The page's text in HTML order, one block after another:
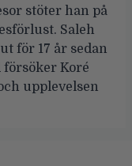
stöter han på
Saleh
för 17 år sedan
Koré
upplevelsen